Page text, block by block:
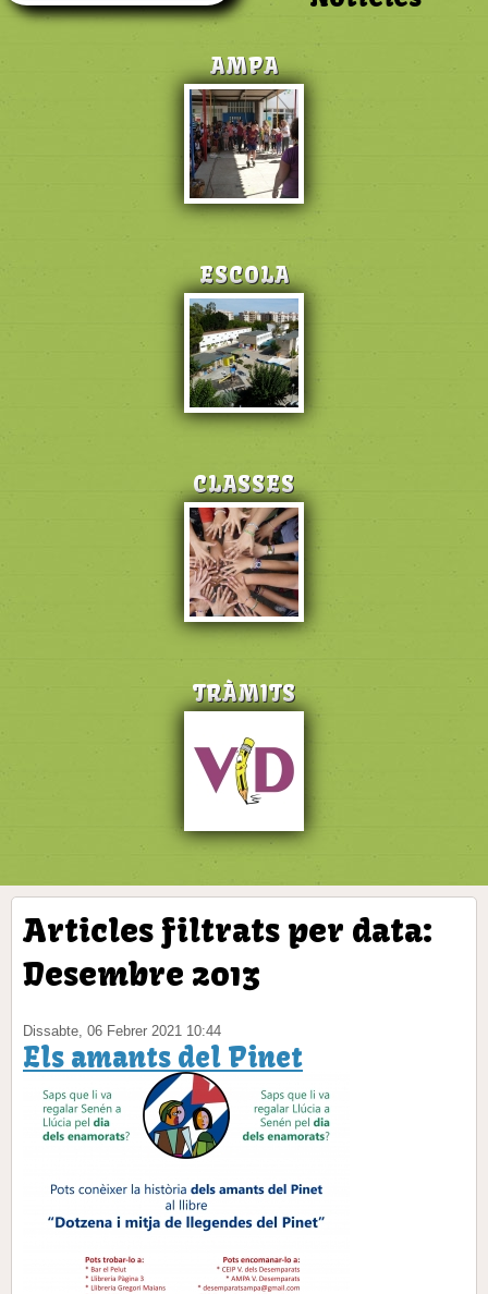
AMPA
ESCOLA
CLASSES
TRÀMITS
Articles filtrats per data:
Desembre 2013
Dissabte, 06 Febrer 2021 10:44
Els amants del Pinet